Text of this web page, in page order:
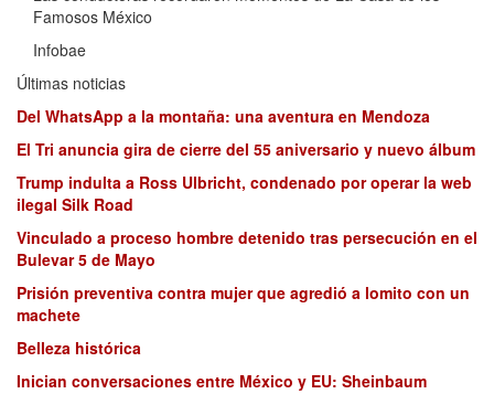
Famosos México
Infobae
Últimas noticias
Del WhatsApp a la montaña: una aventura en Mendoza
El Tri anuncia gira de cierre del 55 aniversario y nuevo álbum
Trump indulta a Ross Ulbricht, condenado por operar la web
ilegal Silk Road
Vinculado a proceso hombre detenido tras persecución en el
Bulevar 5 de Mayo
Prisión preventiva contra mujer que agredió a lomito con un
machete
Belleza histórica
Inician conversaciones entre México y EU: Sheinbaum